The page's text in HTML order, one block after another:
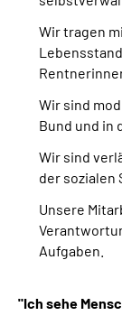
Wir tragen
Wir sind
Bund und in
Wir sind
der sozialen
Unsere
Aufgaben.
"Ich sehe